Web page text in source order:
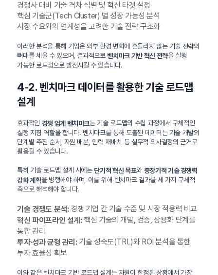
경쟁사 대비 기술 격차 식별 및 혁신 타겟 설정
핵심 기술군(Tech Cluster) 별 성장 가능성 분석
시장 수요와의 연계성을 고려한 기술 전략 구조화
이러한 분석을 통해 기업은 외부 환경 변화에 흔들리지 않는 기술 전략의
뼈대를 세울 수 있으며, 결과적으로 벤치마크 기반 혁신 전략을 실행
가능한 로드맵으로 발전시킬 수 있습니다.
4-2. 벤치마크 데이터를 활용한 기술 로드맵
설계
효과적인 경쟁 업계 벤치마크는 기술 로드맵의 수립 과정에서 구체적인
실행 지침 역할을 합니다. 벤치마크를 통해 도출된 데이터는 기술 개발의
단계별 추진 순서, 자원 배분, 인력 재배치 등 실무적 의사결정의 근거로
활용될 수 있습니다.
특히 기술 로드맵 설계 시에는 단기적 혁신 목표와 중장기적 기술 경쟁력
강화 계획을 병행해야 하며, 이를 위해 벤치마크 결과를 세 가지 구체적
축으로 해석해야 합니다.
기술 경쟁도 분석:경쟁 기업 간 기술 수준 및 시장 적용력 비교
혁신 파이프라인 설계:핵심 기술의 개발, 검증, 상용화 단계를
통합 관리
투자·성과 균형 관리:기술 성숙도(TRL)와 ROI 분석을 통한
투자 효율성 확보
이와 같은 벤치마크 기반 로드맵 설계는 자원이 한정된 상황에서 가장